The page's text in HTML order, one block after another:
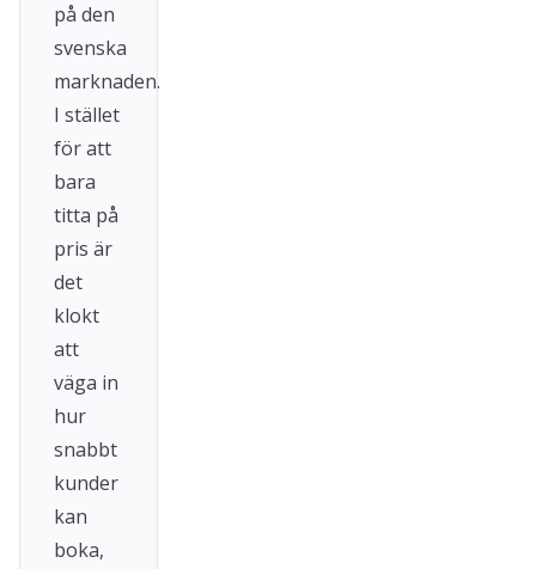
på den
svenska
marknaden.
I stället
för att
bara
titta på
pris är
det
klokt
att
väga in
hur
snabbt
kunder
kan
boka,